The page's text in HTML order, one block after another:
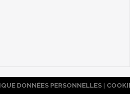
DONNÉES PERSONNELLES